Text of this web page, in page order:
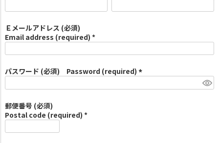
Ｅメールアドレス (必須)
Email address (required) *
パスワード (必須) Password (required)
必
郵便番号 (必須)
Postal code (required) *